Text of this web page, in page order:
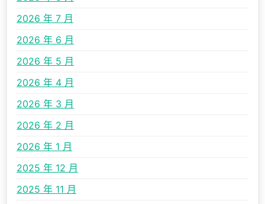
2026 年 7 月
2026 年 6 月
2026 年 5 月
2026 年 4 月
2026 年 3 月
2026 年 2 月
2026 年 1 月
2025 年 12 月
2025 年 11 月